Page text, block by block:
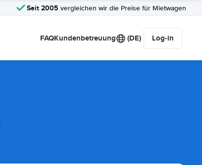
Seit 2005 vergleichen wir die Preise für Mietwagen
FAQKundenbetreuung (DE) Log-in